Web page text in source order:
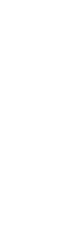
です。
ありません。
です。